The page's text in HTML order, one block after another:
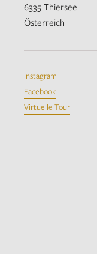
6335 Thiersee
Österreich
Instagram
Facebook
Virtuelle Tour